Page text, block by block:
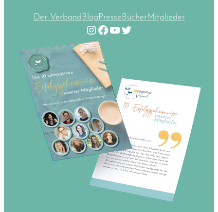
Der VerbandBlogPresseBücherMitglieder
Instagram Facebook YouTube Twitter